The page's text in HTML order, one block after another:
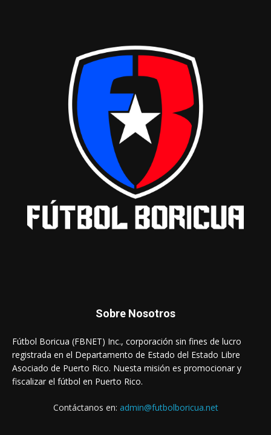
Sobre Nosotros
Fútbol Boricua (FBNET) Inc., corporación sin fines de lucro
registrada en el Departamento de Estado del Estado Libre
Asociado de Puerto Rico. Nuesta misión es promocionar y
fiscalizar el fútbol en Puerto Rico.
Contáctanos en: admin@futbolboricua.net